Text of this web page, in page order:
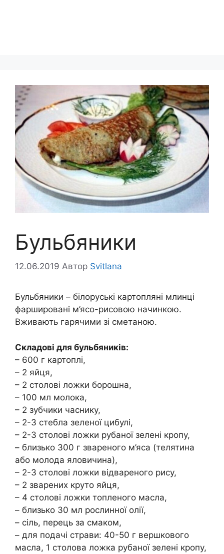
Бульбяники
12.06.2019 Автор Svitlana
Бульбяники – білоруські картопляні млинці
фаршировані м’ясо-рисовою начинкою.
Вживають гарячими зі сметаною.
Складові для бульбяників:
– 600 г картоплі,
– 2 яйця,
– 2 столові ложки борошна,
– 100 мл молока,
– 2 зубчики часнику,
– 2-3 стебла зеленої цибулі,
– 2-3 столові ложки рубаної зелені кропу,
– близько 300 г звареного м’яса (телятина
або молода яловичина),
– 2-3 столові ложки відвареного рису,
– 2 зварених круто яйця,
– 4 столові ложки топленого масла,
– близько 30 мл рослинної олії,
– сіль, перець за смаком,
– для подачі страви: 40-50 г вершкового
масла, 1 столова ложка рубаної зелені кропу,